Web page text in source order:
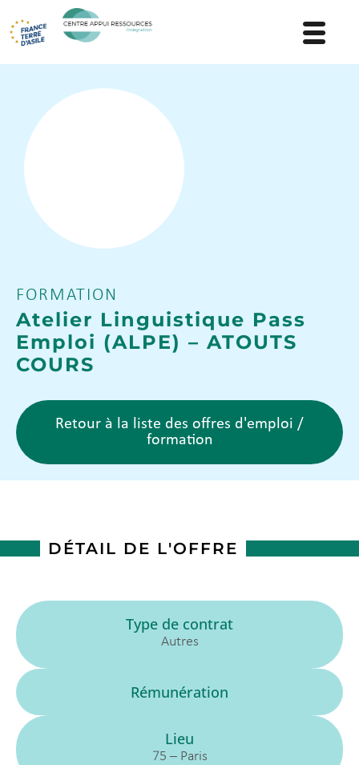
FORMATION
Atelier Linguistique Pass
Emploi (ALPE) – ATOUTS
COURS
Retour à la liste des offres d'emploi /
formation
DÉTAIL DE L'OFFRE
Type de contrat
Autres
Rémunération
Lieu
75 – Paris